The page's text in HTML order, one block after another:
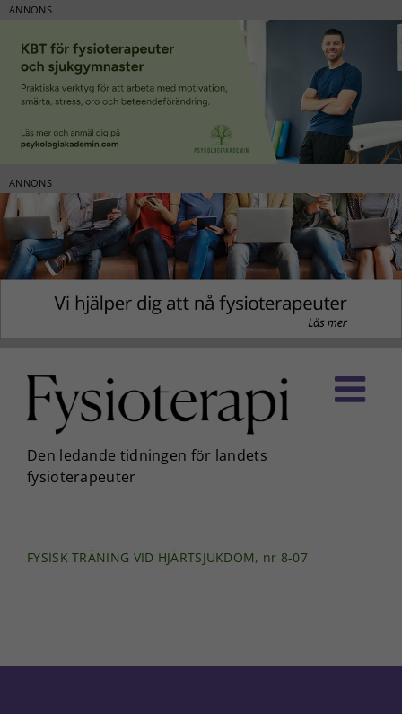
ANNONS
ANNONS
innehållet
FYSISK TRÄNING VID HJÄRTSJUKDOM, nr 8-07